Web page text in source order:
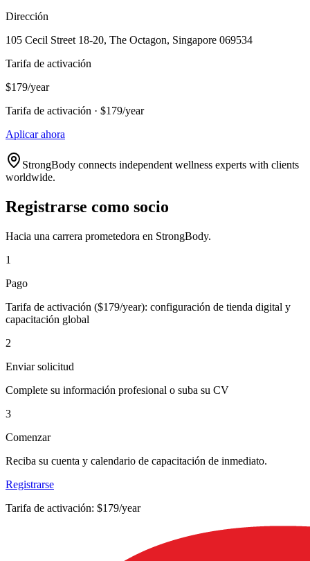
Dirección
105 Cecil Street 18-20, The Octagon, Singapore 069534
Tarifa de activación
$179/year
Tarifa de activación · $179/year
Aplicar ahora
StrongBody connects independent wellness experts with clients
worldwide.
Registrarse como socio
Hacia una carrera prometedora en StrongBody.
1
Pago
Tarifa de activación ($179/year): configuración de tienda digital y
capacitación global
2
Enviar solicitud
Complete su información profesional o suba su CV
3
Comenzar
Reciba su cuenta y calendario de capacitación de inmediato.
Registrarse
Tarifa de activación: $179/year